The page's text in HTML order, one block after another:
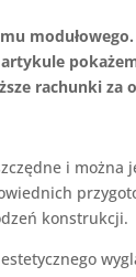
rachunki za
i
konstrukcji.